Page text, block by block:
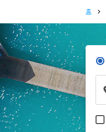
홈